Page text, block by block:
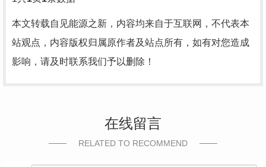
本文转载自见能源之新，内容均来自于互联网，不代表本
站观点，内容版权归属原作者及站点所有，如有对您造成
影响，请及时联系我们予以删除！
在线留言
RELATED TO RECOMMEND